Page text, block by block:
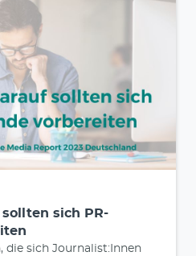
sich PR-
die sich Journalist:Innen